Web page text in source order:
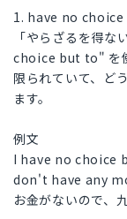
1. have no
「やらざるを得
choice but to" を
限られていて、ど
ます。
例文
I have no choice
don't have any
お金がないので、